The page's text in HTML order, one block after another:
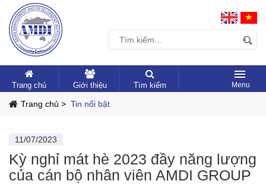
Trang chủ Giới thiệu Tìm kiếm
Trang chủ > Tin nổi bật
11/07/2023
Kỳ nghỉ mát hè 2023 đầy năng lượng
của cán bộ nhân viên AMDI GROUP